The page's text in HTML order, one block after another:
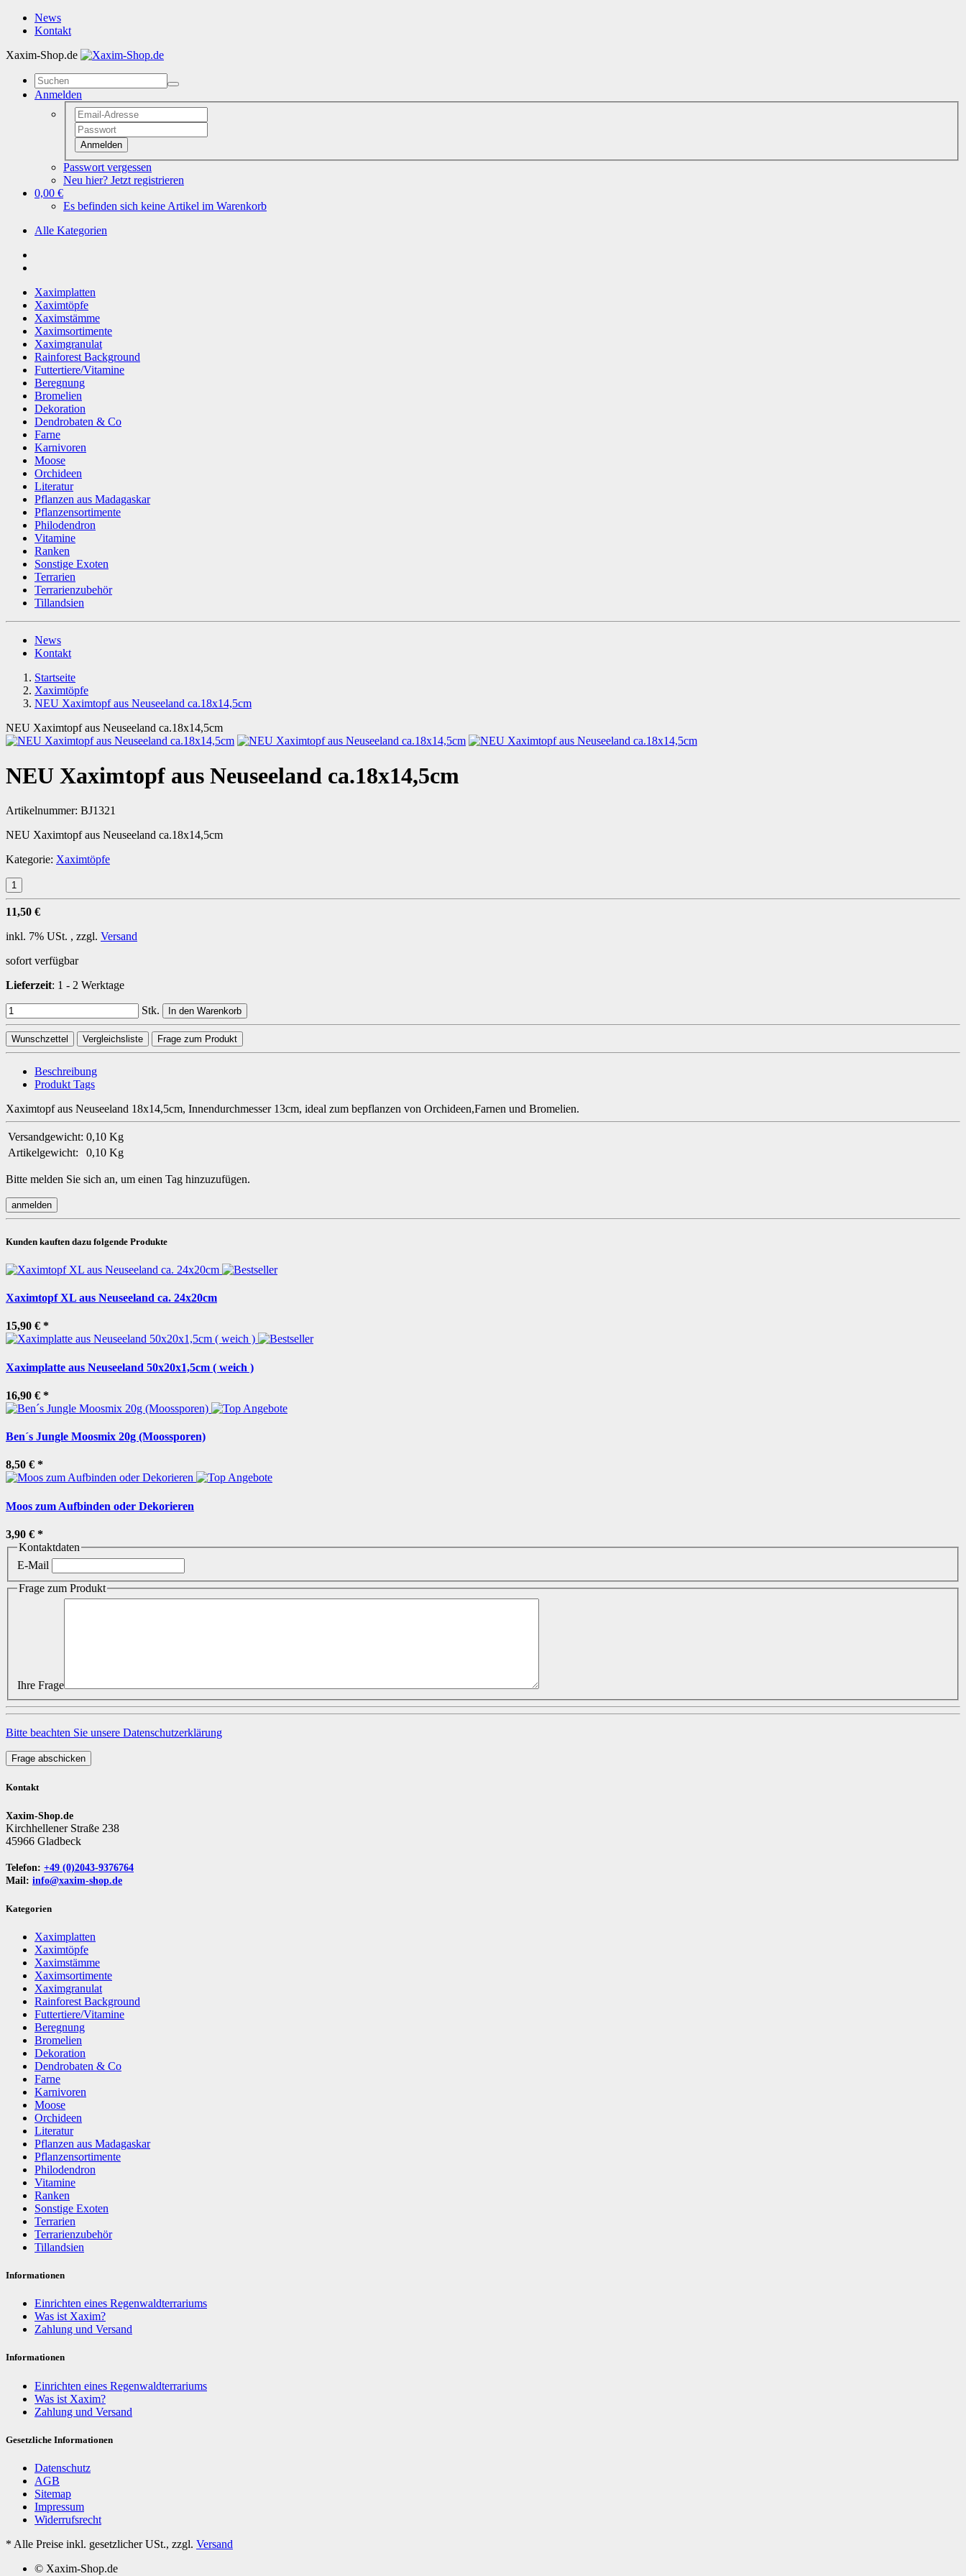
News
Kontakt
Xaxim-Shop.de
Anmelden
Anmelden
Passwort vergessen
Neu hier? Jetzt registrieren
0,00 €
Es befinden sich keine Artikel im Warenkorb
Alle Kategorien
Xaximplatten
Xaximtöpfe
Xaximstämme
Xaximsortimente
Xaximgranulat
Rainforest Background
Futtertiere/Vitamine
Beregnung
Bromelien
Dekoration
Dendrobaten & Co
Farne
Karnivoren
Moose
Orchideen
Literatur
Pflanzen aus Madagaskar
Pflanzensortimente
Philodendron
Vitamine
Ranken
Sonstige Exoten
Terrarien
Terrarienzubehör
Tillandsien
News
Kontakt
Startseite
Xaximtöpfe
NEU Xaximtopf aus Neuseeland ca.18x14,5cm
NEU Xaximtopf aus Neuseeland ca.18x14,5cm
NEU Xaximtopf aus Neuseeland ca.18x14,5cm
Artikelnummer: BJ1321
NEU Xaximtopf aus Neuseeland ca.18x14,5cm
Kategorie: Xaximtöpfe
11,50 €
inkl. 7% USt. , zzgl. Versand
sofort verfügbar
Lieferzeit: 1 - 2 Werktage
Stk. In den Warenkorb
Wunschzettel Vergleichsliste Frage zum Produkt
Beschreibung
Produkt Tags
Xaximtopf aus Neuseeland 18x14,5cm, Innendurchmesser 13cm, ideal zum bepflanzen von Orchideen,Farnen und Bromelien.
Versandgewicht: 0,10 Kg
Artikelgewicht:
0,10 Kg
Bitte melden Sie sich an, um einen Tag hinzuzufügen.
Kunden kauften dazu folgende Produkte
Xaximtopf XL aus Neuseeland ca. 24x20cm
15,90 € *
Xaximplatte aus Neuseeland 50x20x1,5cm ( weich )
16,90 € *
Ben´s Jungle Moosmix 20g (Moossporen)
8,50 € *
Moos zum Aufbinden oder Dekorieren
3,90 € *
Kontaktdaten
E-Mail
Frage zum Produkt
Ihre Frage
Bitte beachten Sie unsere Datenschutzerklärung
Frage abschicken
Kontakt
Xaxim-Shop.de
Kirchhellener Straße 238
45966 Gladbeck
Telefon: +49 (0)2043-9376764
Mail: info@xaxim-shop.de
Kategorien
Xaximplatten
Xaximtöpfe
Xaximstämme
Xaximsortimente
Xaximgranulat
Rainforest Background
Futtertiere/Vitamine
Beregnung
Bromelien
Dekoration
Dendrobaten & Co
Farne
Karnivoren
Moose
Orchideen
Literatur
Pflanzen aus Madagaskar
Pflanzensortimente
Philodendron
Vitamine
Ranken
Sonstige Exoten
Terrarien
Terrarienzubehör
Tillandsien
Informationen
Einrichten eines Regenwaldterrariums
Was ist Xaxim?
Zahlung und Versand
Informationen
Einrichten eines Regenwaldterrariums
Was ist Xaxim?
Zahlung und Versand
Gesetzliche Informationen
Datenschutz
AGB
Sitemap
Impressum
Widerrufsrecht
* Alle Preise inkl. gesetzlicher USt., zzgl. Versand
© Xaxim-Shop.de